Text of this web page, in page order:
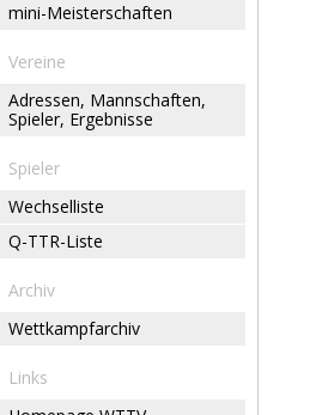
mini-Meisterschaften
Vereine
Adressen, Mannschaften,
Spieler, Ergebnisse
Spieler
Wechselliste
Q-TTR-Liste
Archiv
Wettkampfarchiv
Links